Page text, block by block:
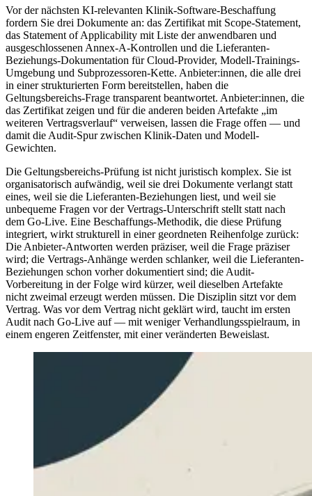
Vor der nächsten KI-relevanten Klinik-Software-Beschaffung
fordern Sie drei Dokumente an: das Zertifikat mit Scope-Statement,
das Statement of Applicability mit Liste der anwendbaren und
ausgeschlossenen Annex-A-Kontrollen und die Lieferanten-
Beziehungs-Dokumentation für Cloud-Provider, Modell-Trainings-
Umgebung und Subprozessoren-Kette. Anbieter:innen, die alle drei
in einer strukturierten Form bereitstellen, haben die
Geltungsbereichs-Frage transparent beantwortet. Anbieter:innen, die
das Zertifikat zeigen und für die anderen beiden Artefakte „im
weiteren Vertragsverlauf“ verweisen, lassen die Frage offen — und
damit die Audit-Spur zwischen Klinik-Daten und Modell-
Gewichten.
Die Geltungsbereichs-Prüfung ist nicht juristisch komplex. Sie ist
organisatorisch aufwändig, weil sie drei Dokumente verlangt statt
eines, weil sie die Lieferanten-Beziehungen liest, und weil sie
unbequeme Fragen vor der Vertrags-Unterschrift stellt statt nach
dem Go-Live. Eine Beschaffungs-Methodik, die diese Prüfung
integriert, wirkt strukturell in einer geordneten Reihenfolge zurück:
Die Anbieter-Antworten werden präziser, weil die Frage präziser
wird; die Vertrags-Anhänge werden schlanker, weil die Lieferanten-
Beziehungen schon vorher dokumentiert sind; die Audit-
Vorbereitung in der Folge wird kürzer, weil dieselben Artefakte
nicht zweimal erzeugt werden müssen. Die Disziplin sitzt vor dem
Vertrag. Was vor dem Vertrag nicht geklärt wird, taucht im ersten
Audit nach Go-Live auf — mit weniger Verhandlungsspielraum, in
einem engeren Zeitfenster, mit einer veränderten Beweislast.